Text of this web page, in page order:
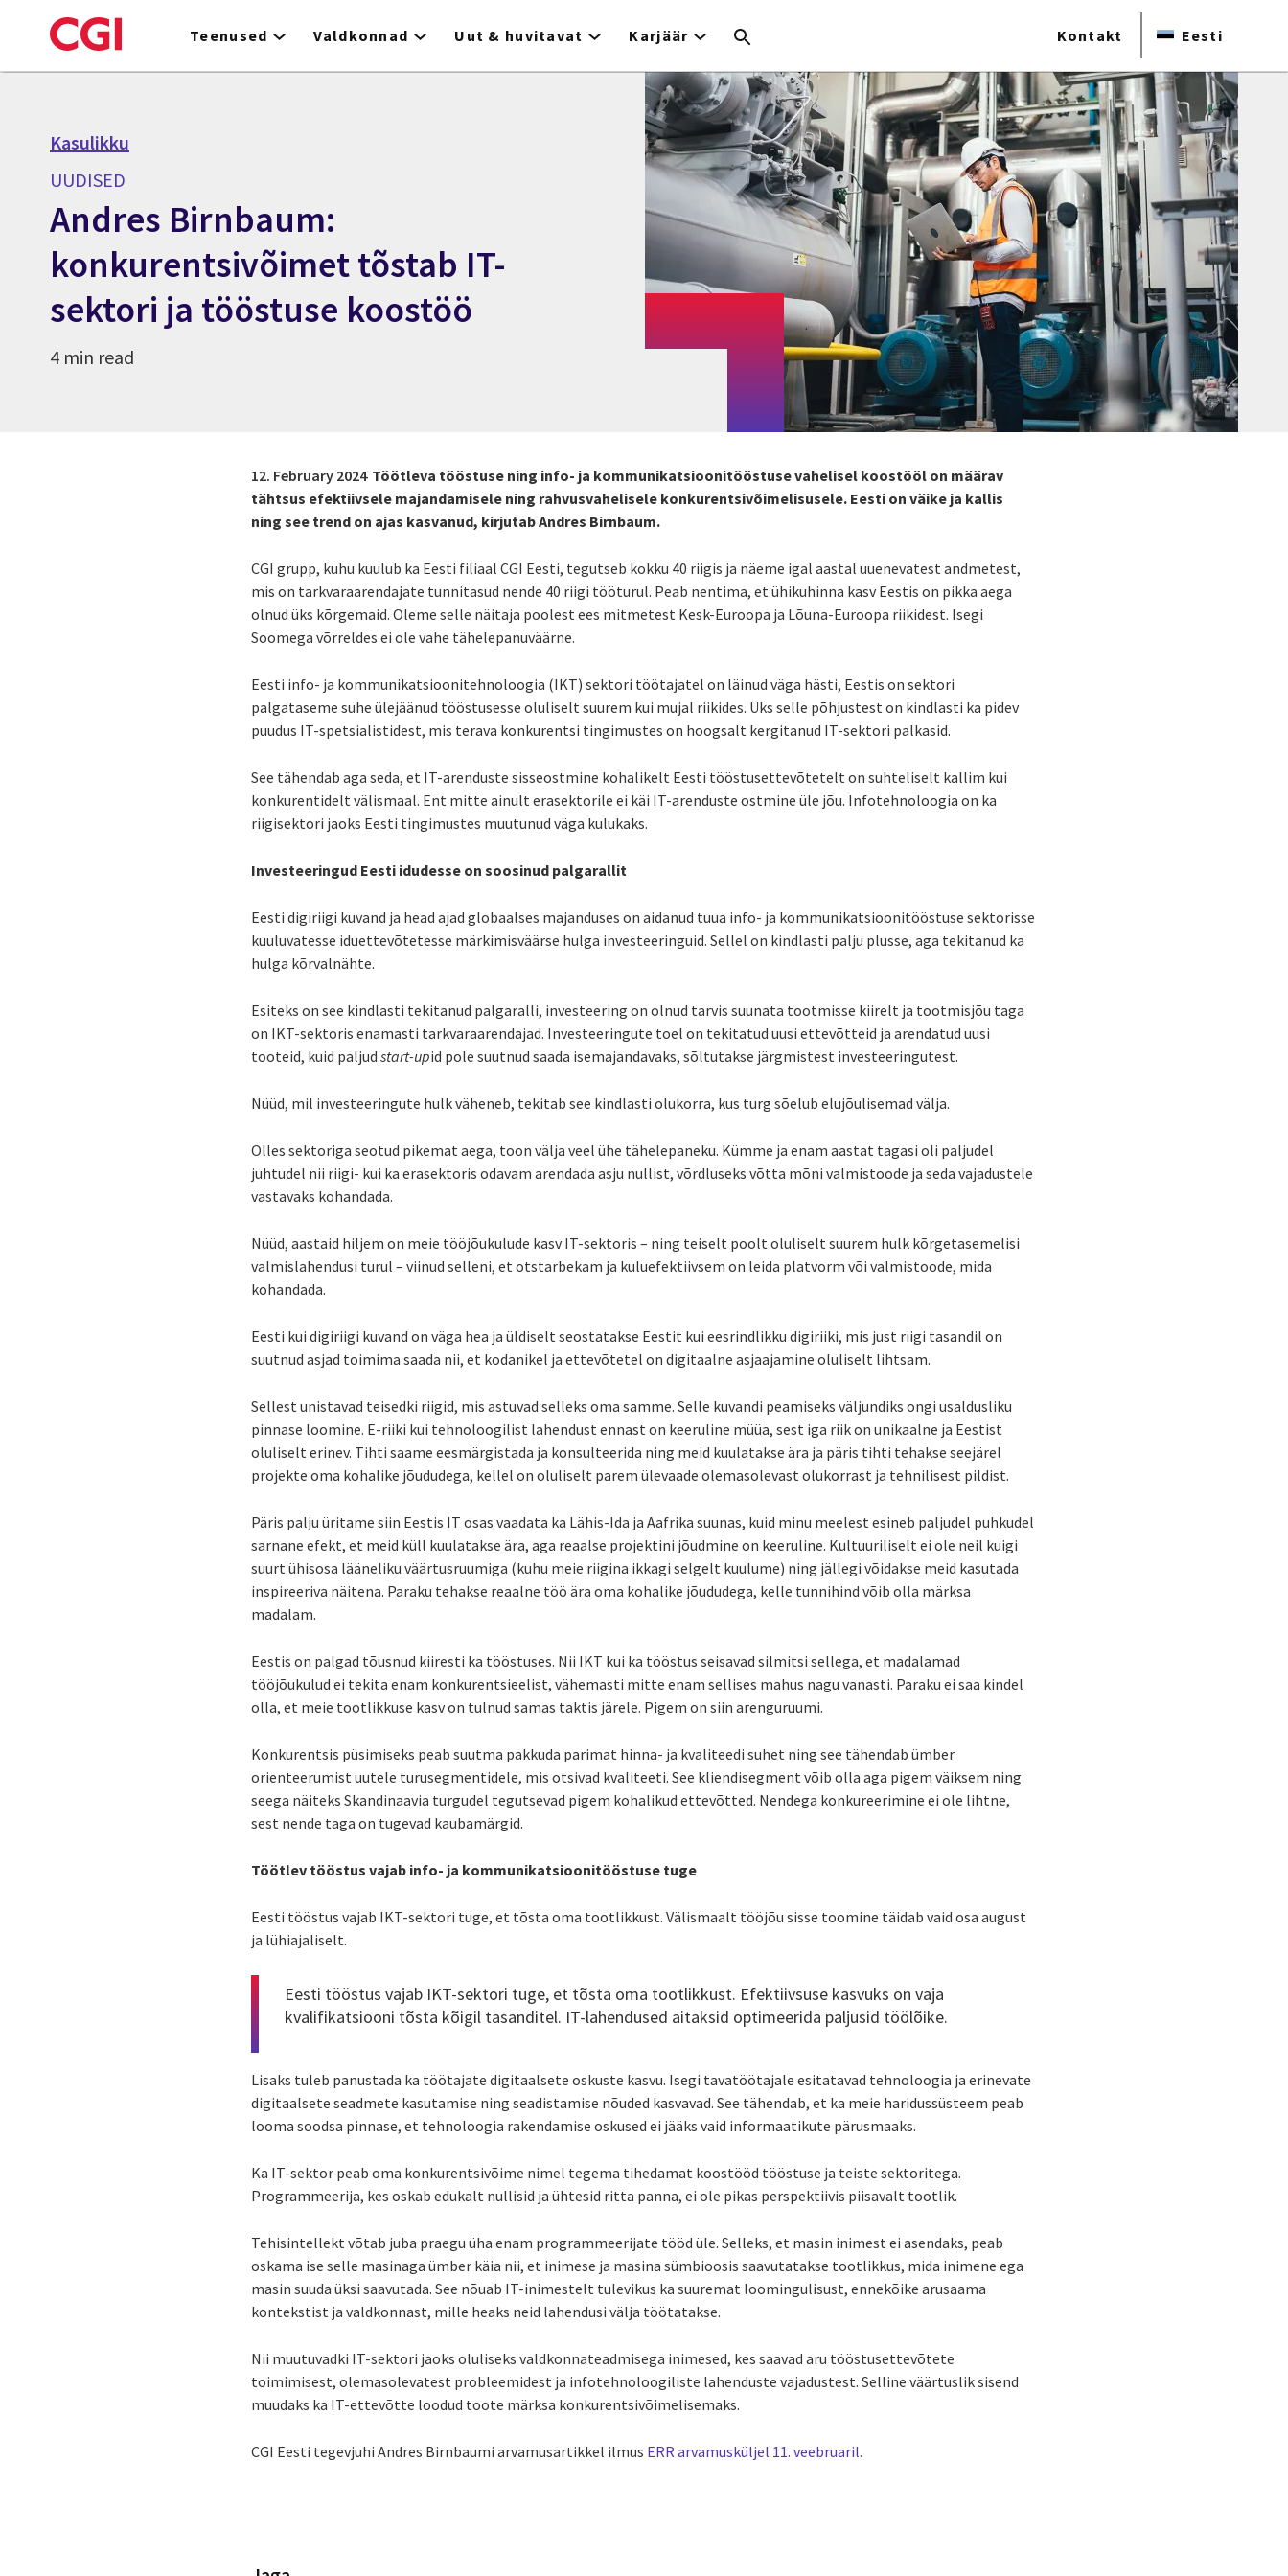
to
Teenused Valdkonnad Uut & huvitavat Karjäär Kontakt Eesti
Kasulikku
UUDISED
Andres Birnbaum:
konkurentsivõimet tõstab IT-
sektori ja tööstuse koostöö
4 min read
12. February 2024 Töötleva tööstuse ning info- ja kommunikatsioonitööstuse vahelisel koostööl on määrav
tähtsus efektiivsele majandamisele ning rahvusvahelisele konkurentsivõimelisusele. Eesti on väike ja kallis
ning see trend on ajas kasvanud, kirjutab Andres Birnbaum.
CGI grupp, kuhu kuulub ka Eesti filiaal CGI Eesti, tegutseb kokku 40 riigis ja näeme igal aastal uuenevatest andmetest,
mis on tarkvaraarendajate tunnitasud nende 40 riigi tööturul. Peab nentima, et ühikuhinna kasv Eestis on pikka aega
olnud üks kõrgemaid. Oleme selle näitaja poolest ees mitmetest Kesk-Euroopa ja Lõuna-Euroopa riikidest. Isegi
Soomega võrreldes ei ole vahe tähelepanuväärne.
Eesti info- ja kommunikatsioonitehnoloogia (IKT) sektori töötajatel on läinud väga hästi, Eestis on sektori
palgataseme suhe ülejäänud tööstusesse oluliselt suurem kui mujal riikides. Üks selle põhjustest on kindlasti ka pidev
puudus IT-spetsialistidest, mis terava konkurentsi tingimustes on hoogsalt kergitanud IT-sektori palkasid.
See tähendab aga seda, et IT-arenduste sisseostmine kohalikelt Eesti tööstusettevõtetelt on suhteliselt kallim kui
konkurentidelt välismaal. Ent mitte ainult erasektorile ei käi IT-arenduste ostmine üle jõu. Infotehnoloogia on ka
riigisektori jaoks Eesti tingimustes muutunud väga kulukaks.
Investeeringud Eesti idudesse on soosinud palgarallit
Eesti digiriigi kuvand ja head ajad globaalses majanduses on aidanud tuua info- ja kommunikatsioonitööstuse sektorisse
kuuluvatesse iduettevõtetesse märkimisväärse hulga investeeringuid. Sellel on kindlasti palju plusse, aga tekitanud ka
hulga kõrvalnähte.
Esiteks on see kindlasti tekitanud palgaralli, investeering on olnud tarvis suunata tootmisse kiirelt ja tootmisjõu taga
on IKT-sektoris enamasti tarkvaraarendajad. Investeeringute toel on tekitatud uusi ettevõtteid ja arendatud uusi
tooteid, kuid paljudstart-upid pole suutnud saada isemajandavaks, sõltutakse järgmistest investeeringutest.
Nüüd, mil investeeringute hulk väheneb, tekitab see kindlasti olukorra, kus turg sõelub elujõulisemad välja.
Olles sektoriga seotud pikemat aega, toon välja veel ühe tähelepaneku. Kümme ja enam aastat tagasi oli paljudel
juhtudel nii riigi- kui ka erasektoris odavam arendada asju nullist, võrdluseks võtta mõni valmistoode ja seda vajadustele
vastavaks kohandada.
Nüüd, aastaid hiljem on meie tööjõukulude kasv IT-sektoris – ning teiselt poolt oluliselt suurem hulk kõrgetasemelisi
valmislahendusi turul – viinud selleni, et otstarbekam ja kuluefektiivsem on leida platvorm või valmistoode, mida
kohandada.
Eesti kui digiriigi kuvand on väga hea ja üldiselt seostatakse Eestit kui eesrindlikku digiriiki, mis just riigi tasandil on
suutnud asjad toimima saada nii, et kodanikel ja ettevõtetel on digitaalne asjaajamine oluliselt lihtsam.
Sellest unistavad teisedki riigid, mis astuvad selleks oma samme. Selle kuvandi peamiseks väljundiks ongi usaldusliku
pinnase loomine. E-riiki kui tehnoloogilist lahendust ennast on keeruline müüa, sest iga riik on unikaalne ja Eestist
oluliselt erinev. Tihti saame eesmärgistada ja konsulteerida ning meid kuulatakse ära ja päris tihti tehakse seejärel
projekte oma kohalike jõududega, kellel on oluliselt parem ülevaade olemasolevast olukorrast ja tehnilisest pildist.
Päris palju üritame siin Eestis IT osas vaadata ka Lähis-Ida ja Aafrika suunas, kuid minu meelest esineb paljudel puhkudel
sarnane efekt, et meid küll kuulatakse ära, aga reaalse projektini jõudmine on keeruline. Kultuuriliselt ei ole neil kuigi
suurt ühisosa lääneliku väärtusruumiga (kuhu meie riigina ikkagi selgelt kuulume) ning jällegi võidakse meid kasutada
inspireeriva näitena. Paraku tehakse reaalne töö ära oma kohalike jõududega, kelle tunnihind võib olla märksa
madalam.
Eestis on palgad tõusnud kiiresti ka tööstuses. Nii IKT kui ka tööstus seisavad silmitsi sellega, et madalamad
tööjõukulud ei tekita enam konkurentsieelist, vähemasti mitte enam sellises mahus nagu vanasti. Paraku ei saa kindel
olla, et meie tootlikkuse kasv on tulnud samas taktis järele. Pigem on siin arenguruumi.
Konkurentsis püsimiseks peab suutma pakkuda parimat hinna- ja kvaliteedi suhet ning see tähendab ümber
orienteerumist uutele turusegmentidele, mis otsivad kvaliteeti. See kliendisegment võib olla aga pigem väiksem ning
seega näiteks Skandinaavia turgudel tegutsevad pigem kohalikud ettevõtted. Nendega konkureerimine ei ole lihtne,
sest nende taga on tugevad kaubamärgid.
Töötlev tööstus vajab info- ja kommunikatsioonitööstuse tuge
Eesti tööstus vajab IKT-sektori tuge, et tõsta oma tootlikkust. Välismaalt tööjõu sisse toomine täidab vaid osa august
ja lühiajaliselt.
Eesti tööstus vajab IKT-sektori tuge, et tõsta oma tootlikkust. Efektiivsuse kasvuks on vaja
kvalifikatsiooni tõsta kõigil tasanditel. IT-lahendused aitaksid optimeerida paljusid töölõike.
Lisaks tuleb panustada ka töötajate digitaalsete oskuste kasvu. Isegi tavatöötajale esitatavad tehnoloogia ja erinevate
digitaalsete seadmete kasutamise ning seadistamise nõuded kasvavad. See tähendab, et ka meie haridussüsteem peab
looma soodsa pinnase, et tehnoloogia rakendamise oskused ei jääks vaid informaatikute pärusmaaks.
Ka IT-sektor peab oma konkurentsivõime nimel tegema tihedamat koostööd tööstuse ja teiste sektoritega.
Programmeerija, kes oskab edukalt nullisid ja ühtesid ritta panna, ei ole pikas perspektiivis piisavalt tootlik.
Tehisintellekt võtab juba praegu üha enam programmeerijate tööd üle. Selleks, et masin inimest ei asendaks, peab
oskama ise selle masinaga ümber käia nii, et inimese ja masina sümbioosis saavutatakse tootlikkus, mida inimene ega
masin suuda üksi saavutada. See nõuab IT-inimestelt tulevikus ka suuremat loomingulisust, ennekõike arusaama
kontekstist ja valdkonnast, mille heaks neid lahendusi välja töötatakse.
Nii muutuvadki IT-sektori jaoks oluliseks valdkonnateadmisega inimesed, kes saavad aru tööstusettevõtete
toimimisest, olemasolevatest probleemidest ja infotehnoloogiliste lahenduste vajadustest. Selline väärtuslik sisend
muudaks ka IT-ettevõtte loodud toote märksa konkurentsivõimelisemaks.
CGI Eesti tegevjuhi Andres Birnbaumi arvamusartikkel ilmus ERR arvamusküljel 11. veebruaril.